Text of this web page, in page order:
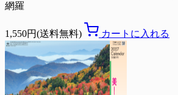
網羅
1,550円(送料無料) カートに入れる